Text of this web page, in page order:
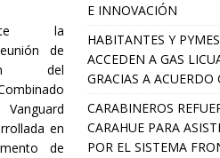
la
de
del
en
de
E INNOVACIÓN
HABITANTES Y
ACCEDEN A GAS
GRACIAS A ACUERDO
CARABINEROS
CARAHUE PARA
POR EL SISTEMA